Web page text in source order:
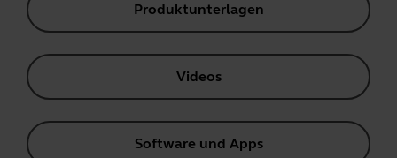
Produktunterlagen
Videos
Software und Apps